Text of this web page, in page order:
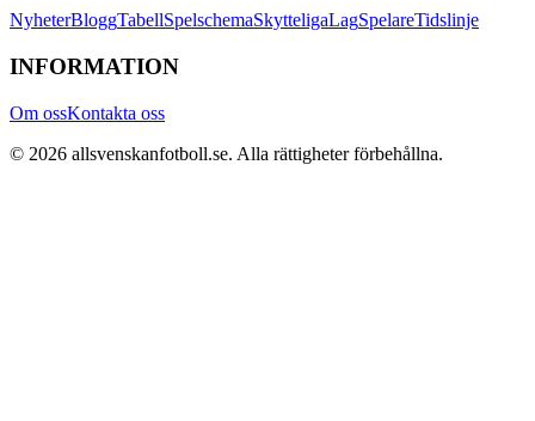
NyheterBloggTabellSpelschemaSkytteligaLagSpelareTidslinje
INFORMATION
Om ossKontakta oss
© 2026 allsvenskanfotboll.se. Alla rättigheter förbehållna.